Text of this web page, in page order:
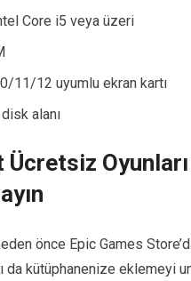
Core i5 veya üzeri
11/12 uyumlu ekran kartı
alanı
Ücretsiz Oyunları
önce Epic Games
da kütüphanenize eklemeyi